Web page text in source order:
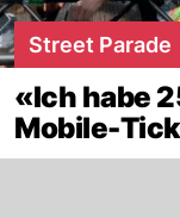
Street Parade
«Ich habe
Mobile-